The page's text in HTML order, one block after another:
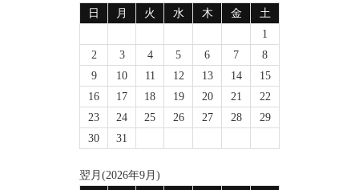
日
月 火 水 木 金
土
1
2
3 4 5 6 7
8
9
10 11 12 13 14
15
16
17 18 19 20 21
22
23
24 25 26 27 28
29
30
31
翌月(2026年9月)